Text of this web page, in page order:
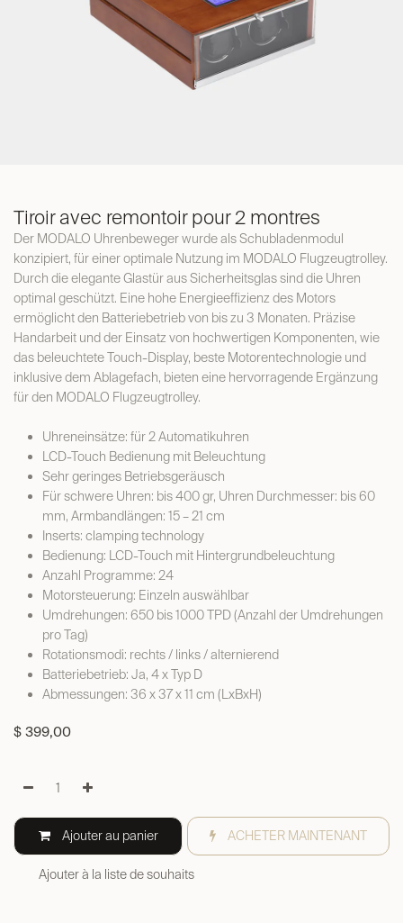
Tiroir avec remontoir pour 2 montres
Der MODALO Uhrenbeweger wurde als Schubladenmodul
konzipiert, für einer optimale Nutzung im MODALO Flugzeugtrolley.
Durch die elegante Glastür aus Sicherheitsglas sind die Uhren
optimal geschützt. Eine hohe Energieeffizienz des Motors
ermöglicht den Batteriebetrieb von bis zu 3 Monaten. Präzise
Handarbeit und der Einsatz von hochwertigen Komponenten, wie
das beleuchtete Touch-Display, beste Motorentechnologie und
inklusive dem Ablagefach, bieten eine hervorragende Ergänzung
für den MODALO Flugzeugtrolley.
Uhreneinsätze: für 2 Automatikuhren
LCD-Touch Bedienung mit Beleuchtung
Sehr geringes Betriebsgeräusch
Für schwere Uhren: bis 400 gr, Uhren Durchmesser: bis 60
mm, Armbandlängen: 15 – 21 cm
Inserts: clamping technology
Bedienung: LCD-Touch mit Hintergrundbeleuchtung
Anzahl Programme: 24
Motorsteuerung: Einzeln auswählbar
Umdrehungen: 650 bis 1000 TPD (Anzahl der Umdrehungen
pro Tag)
Rotationsmodi: rechts / links / alternierend
Batteriebetrieb: Ja, 4 x Typ D
Abmessungen: 36 x 37 x 11 cm (LxBxH)
$ 399,00
Ajouter au panier ACHETER MAINTENANT
Ajouter à la liste de souhaits